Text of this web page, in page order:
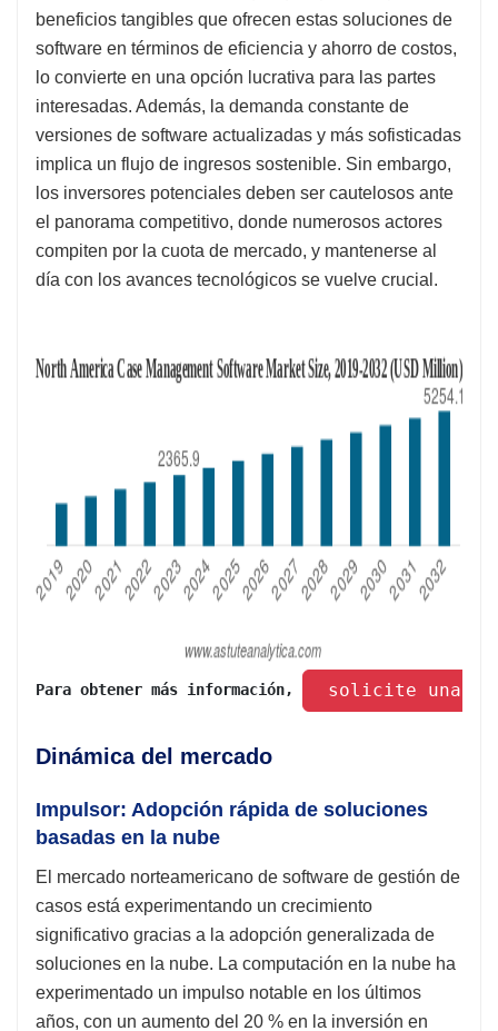
beneficios tangibles que ofrecen estas soluciones de
software en términos de eficiencia y ahorro de costos,
lo convierte en una opción lucrativa para las partes
interesadas. Además, la demanda constante de
versiones de software actualizadas y más sofisticadas
implica un flujo de ingresos sostenible. Sin embargo,
los inversores potenciales deben ser cautelosos ante
el panorama competitivo, donde numerosos actores
compiten por la cuota de mercado, y mantenerse al
día con los avances tecnológicos se vuelve crucial.
Para obtener más información, solicite una
Dinámica del mercado
Impulsor: Adopción rápida de soluciones
basadas en la nube
El mercado norteamericano de software de gestión de
casos está experimentando un crecimiento
significativo gracias a la adopción generalizada de
soluciones en la nube. La computación en la nube ha
experimentado un impulso notable en los últimos
años, con un aumento del 20 % en la inversión en